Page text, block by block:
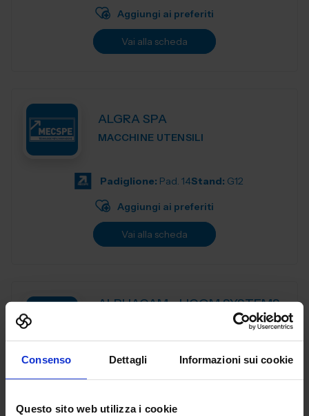
Consenso Dettagli Informazioni sui cookie
Questo sito web utilizza i cookie
Aggiungi ai preferiti
Vai alla scheda
ALGRA SPA
MACCHINE UTENSILI
Padiglione: Pad. 14Stand: G12
Aggiungi ai preferiti
Vai alla scheda
ALPHACAM - LICOM SYSTEMS
MACCHINE UTENSILI
ALPHACAM è il CAD-CAM distribuito da Licom Systems . E'
macchine utensili siano essi centri di lavoro, pantografi,